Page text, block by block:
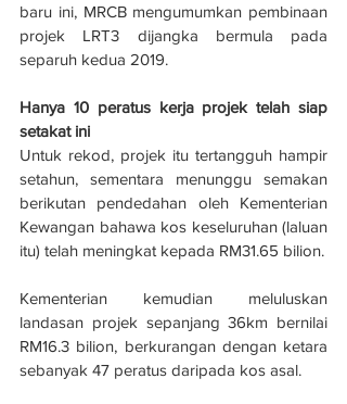
baru ini, MRCB mengumumkan pembinaan
projek LRT3 dijangka bermula pada
separuh kedua 2019.
Hanya 10 peratus kerja projek telah siap
setakat ini
Untuk rekod, projek itu tertangguh hampir
setahun, sementara menunggu semakan
berikutan pendedahan oleh Kementerian
Kewangan bahawa kos keseluruhan (laluan
itu) telah meningkat kepada RM31.65 bilion.
Kementerian kemudian meluluskan
landasan projek sepanjang 36km bernilai
RM16.3 bilion, berkurangan dengan ketara
sebanyak 47 peratus daripada kos asal.